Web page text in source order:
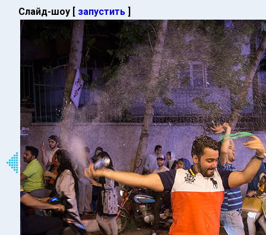
Слайд-шоу [ запустить ]